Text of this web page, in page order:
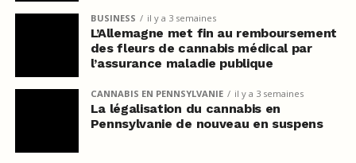
BUSINESS il y a 3 semaines
L’Allemagne met fin au remboursement
des fleurs de cannabis médical par
l’assurance maladie publique
CANNABIS EN PENNSYLVANIE il y a 3 semaines
La légalisation du cannabis en
Pennsylvanie de nouveau en suspens